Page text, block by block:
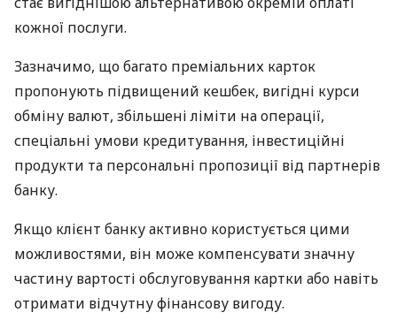
кожної послуги.
Зазначимо, що багато преміальних карток
пропонують підвищений кешбек, вигідні курси
обміну валют, збільшені ліміти на операції,
спеціальні умови кредитування, інвестиційні
продукти та персональні пропозиції від партнерів
банку.
Якщо клієнт банку активно користується цими
можливостями, він може компенсувати значну
частину вартості обслуговування картки або навіть
отримати відчутну фінансову вигоду.